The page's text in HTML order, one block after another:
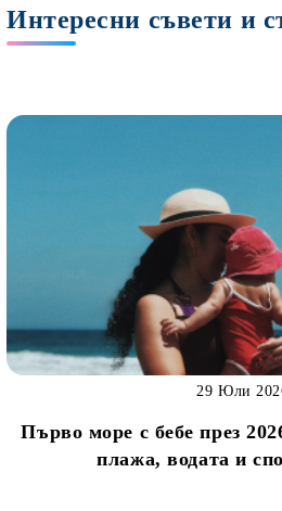
Първо море с бебе през
плажа, водата и
29 Юли